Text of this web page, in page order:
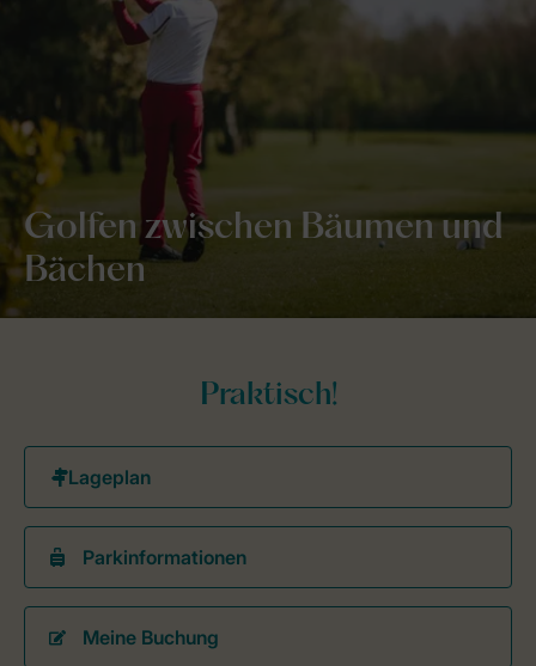
Golfen zwischen Bäumen und
Bächen
Praktisch!
Parkinformationen
Meine Buchung